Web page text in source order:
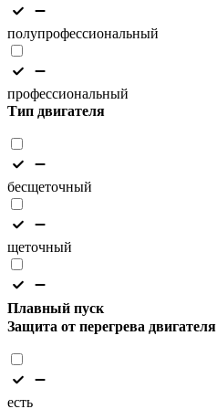
полупрофессиональный
профессиональный
Тип двигателя
бесщеточный
щеточный
Плавный пуск
Защита от перегрева двигателя
есть